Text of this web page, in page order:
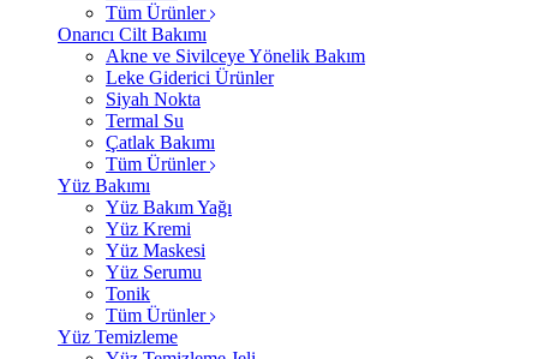
Tüm Ürünler
Onarıcı Cilt Bakımı
Akne ve Sivilceye Yönelik Bakım
Leke Giderici Ürünler
Siyah Nokta
Termal Su
Çatlak Bakımı
Tüm Ürünler
Yüz Bakımı
Yüz Bakım Yağı
Yüz Kremi
Yüz Maskesi
Yüz Serumu
Tonik
Tüm Ürünler
Yüz Temizleme